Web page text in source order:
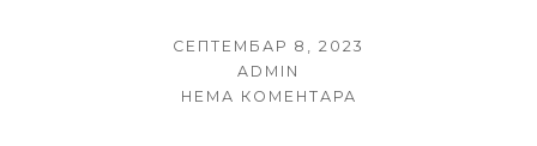
POSTED
СЕПТЕМБАР 8, 2023
AUTHOR
ADMIN
НЕМА КОМЕНТАРА